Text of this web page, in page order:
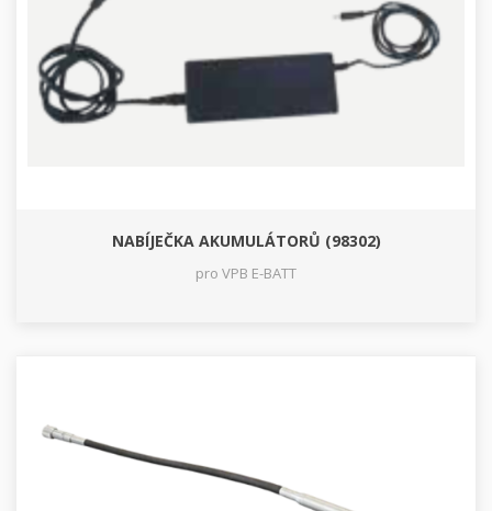
NABÍJEČKA AKUMULÁTORŮ (98302)
pro VPB E-BATT